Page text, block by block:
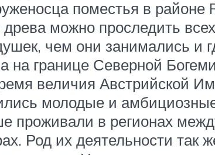
поместья в
древа можно проследить
чем они занимались и
границе Северной
величия Австрийской
молодые и
в регионах
Род их деятельности так